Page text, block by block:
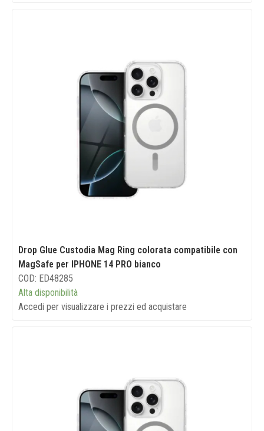
Drop Glue Custodia Mag Ring colorata compatibile con
MagSafe per IPHONE 14 PRO bianco
COD: ED48285
Alta disponibilità
Accedi per visualizzare i prezzi ed acquistare